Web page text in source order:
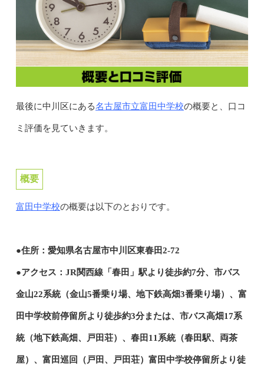
最後に中川区にある名古屋市立富田中学校の概要と、口コ
ミ評価を見ていきます。
概要
富田中学校の概要は以下のとおりです。
●住所：愛知県名古屋市中川区東春田2-72
●アクセス：JR関西線「春田」駅より徒歩約7分、市バス
金山22系統（金山5番乗り場、地下鉄高畑3番乗り場）、富
田中学校前停留所より徒歩約3分または、市バス高畑17系
統（地下鉄高畑、戸田荘）、春田11系統（春田駅、両茶
屋）、富田巡回（戸田、戸田荘）富田中学校停留所より徒